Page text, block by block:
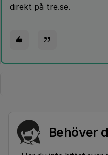
direkt på tre.se.
Behöver